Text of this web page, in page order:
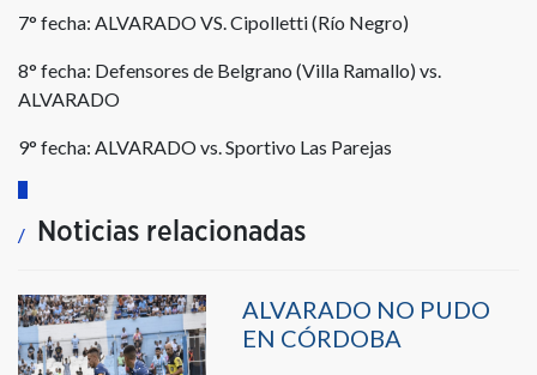
7° fecha: ALVARADO VS. Cipolletti (Río Negro)
8° fecha: Defensores de Belgrano (Villa Ramallo) vs.
ALVARADO
9° fecha: ALVARADO vs. Sportivo Las Parejas
Noticias relacionadas
ALVARADO NO PUDO
EN CÓRDOBA